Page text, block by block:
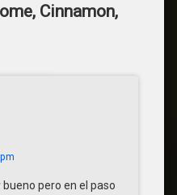
Cinnamon,
pero en el paso